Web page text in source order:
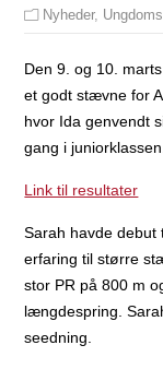
Nyheder,
Den 9. og 10.
et godt stævne for
hvor Ida genvendt
gang i juniorklassen.
Link til resultater
Sarah havde
erfaring til større
stor PR på 800 m
længdespring.
seedning.